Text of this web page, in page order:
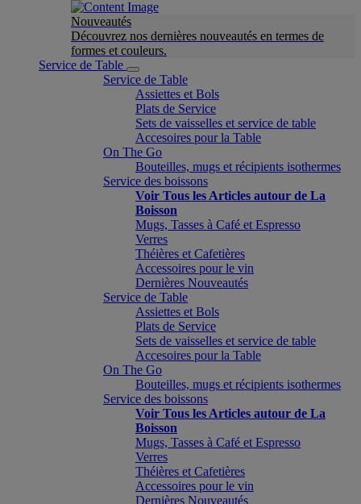
Nouveautés
Découvrez nos dernières nouveautés en termes de
formes et couleurs.
Service de Table
Service de Table
Assiettes et Bols
Plats de Service
Sets de vaisselles et service de table
Accesoires pour la Table
On The Go
Bouteilles, mugs et récipients isothermes
Service des boissons
Voir Tous les Articles autour de La
Boisson
Mugs, Tasses à Café et Espresso
Verres
Théières et Cafetières
Accessoires pour le vin
Dernières Nouveautés
Service de Table
Assiettes et Bols
Plats de Service
Sets de vaisselles et service de table
Accesoires pour la Table
On The Go
Bouteilles, mugs et récipients isothermes
Service des boissons
Voir Tous les Articles autour de La
Boisson
Mugs, Tasses à Café et Espresso
Verres
Théières et Cafetières
Accessoires pour le vin
Dernières Nouveautés